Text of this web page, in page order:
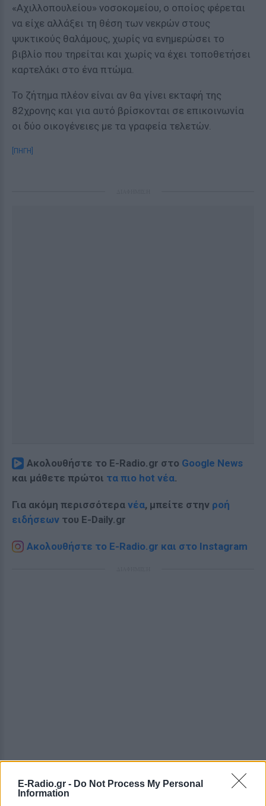
E-Radio.gr - Do Not Process My Personal
Information
«Αχιλλοπουλείου» νοσοκομείου, ο οποίος φέρεται
να είχε αλλάξει τη θέση των νεκρών στους
ψυκτικούς θαλάμους, χωρίς να ενημερώσει το
βιβλίο που τηρείται και χωρίς να έχει τοποθετήσει
καρτελάκι στο ένα πτώμα.
Το ζήτημα πλέον είναι αν θα γίνει εκταφή της
82χρονης και για αυτό βρίσκονται σε επικοινωνία
οι δύο οικογένειες με τα γραφεία τελετών.
[ΠΗΓΗ]
Ακολουθήστε το E-Radio.gr στο Google News
και μάθετε πρώτοι τα πιο hot νέα.
Για ακόμη περισσότερα νέα, μπείτε στην ροή
ειδήσεων του E-Daily.gr
Ακολουθήστε το E-Radio.gr και στο Instagram